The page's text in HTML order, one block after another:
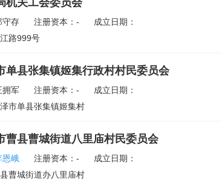
机关工会委员会
守存 注册资本：-
成立日期：
路999号
单县张集镇姬集行政村村民委员会
拥军 注册资本：-
成立日期：
市单县张集镇姬集村
曹县曹城街道八里庙村民委员会
恩峨 注册资本：-
成立日期：
曹城街道办八里庙村